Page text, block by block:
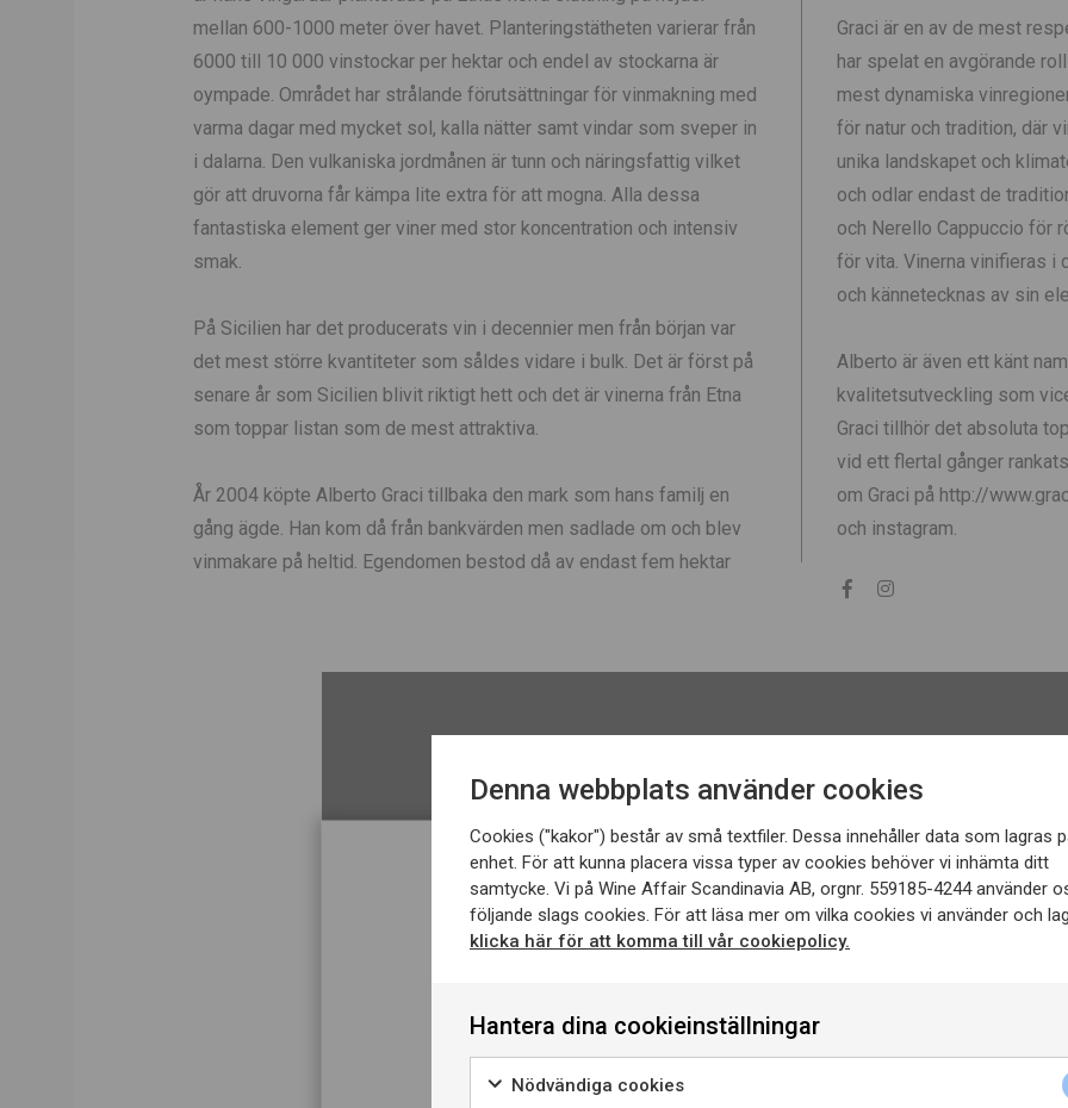
mellan 600-1000 meter över havet. Planteringstätheten varierar från
6000 till 10 000 vinstockar per hektar och endel av stockarna är
oympade. Området har strålande förutsättningar för vinmakning med
varma dagar med mycket sol, kalla nätter samt vindar som sveper in
i dalarna. Den vulkaniska jordmånen är tunn och näringsfattig vilket
gör att druvorna får kämpa lite extra för att mogna. Alla dessa
fantastiska element ger viner med stor koncentration och intensiv
smak.
På Sicilien har det producerats vin i decennier men från början var
det mest större kvantiteter som såldes vidare i bulk. Det är först på
senare år som Sicilien blivit riktigt hett och det är vinerna från Etna
som toppar listan som de mest attraktiva.
År 2004 köpte Alberto Graci tillbaka den mark som hans familj en
gång ägde. Han kom då från bankvärden men sadlade om och blev
vinmakare på heltid. Egendomen bestod då av endast fem hektar
Graci är en av de mest
har spelat en avgörande
mest dynamiska
för natur och tradition, där
unika landskapet och
och odlar endast de
och Nerello Cappuccio för
för vita. Vinerna vinifieras i
och kännetecknas av sin
Alberto är även ett känt
kvalitetsutveckling som
Graci tillhör det absoluta
vid ett flertal gånger
om Graci på http://
och instagram.
Denna webbplats använder cookies
Cookies ("kakor") består av små textfiler. Dessa innehåller data som lagras
enhet. För att kunna placera vissa typer av cookies behöver vi inhämta ditt
samtycke. Vi på Wine Affair Scandinavia AB, orgnr. 559185-4244 använder
följande slags cookies. För att läsa mer om vilka cookies vi använder och
klicka här för att komma till vår cookiepolicy.
Hantera dina cookieinställningar
Nödvändiga cookies
Denna sida innehåller information om alkoholhaltiga drycker